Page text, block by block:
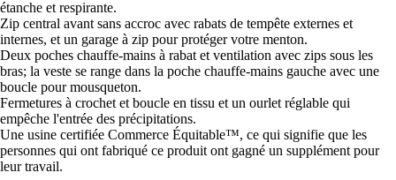
étanche et respirante.
Zip central avant sans accroc avec rabats de tempête externes et
internes, et un garage à zip pour protéger votre menton.
Deux poches chauffe-mains à rabat et ventilation avec zips sous les
bras; la veste se range dans la poche chauffe-mains gauche avec une
boucle pour mousqueton.
Fermetures à crochet et boucle en tissu et un ourlet réglable qui
empêche l'entrée des précipitations.
Une usine certifiée Commerce Équitable™, ce qui signifie que les
personnes qui ont fabriqué ce produit ont gagné un supplément pour
leur travail.